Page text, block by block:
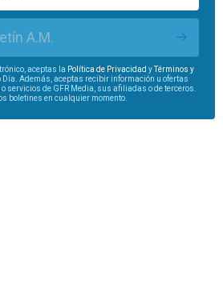
A.M.
aceptas la Política de Privacidad yTérminos y
Día. Además, aceptas recibir información u ofertas
servicios de GFR Media, sus afiliadas o de terceros.
boletines en cualquier momento.